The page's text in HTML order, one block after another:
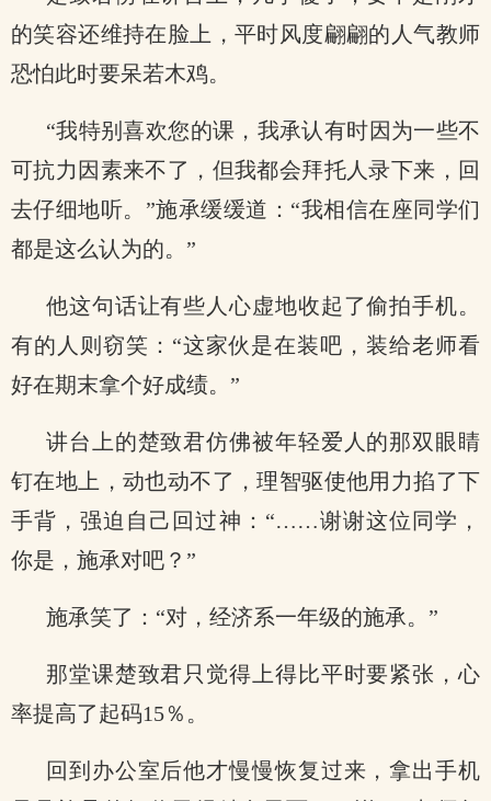
的笑容还维持在脸上，平时风度翩翩的人气教师
恐怕此时要呆若木鸡。
“我特别喜欢您的课，我承认有时因为一些不
可抗力因素来不了，但我都会拜托人录下来，回
去仔细地听。”施承缓缓道：“我相信在座同学们
都是这么认为的。”
他这句话让有些人心虚地收起了偷拍手机。
有的人则窃笑：“这家伙是在装吧，装给老师看
好在期末拿个好成绩。”
讲台上的楚致君仿佛被年轻爱人的那双眼睛
钉在地上，动也动不了，理智驱使他用力掐了下
手背，强迫自己回过神：“……谢谢这位同学，
你是，施承对吧？”
施承笑了：“对，经济系一年级的施承。”
那堂课楚致君只觉得上得比平时要紧张，心
率提高了起码15％。
回到办公室后他才慢慢恢复过来，拿出手机